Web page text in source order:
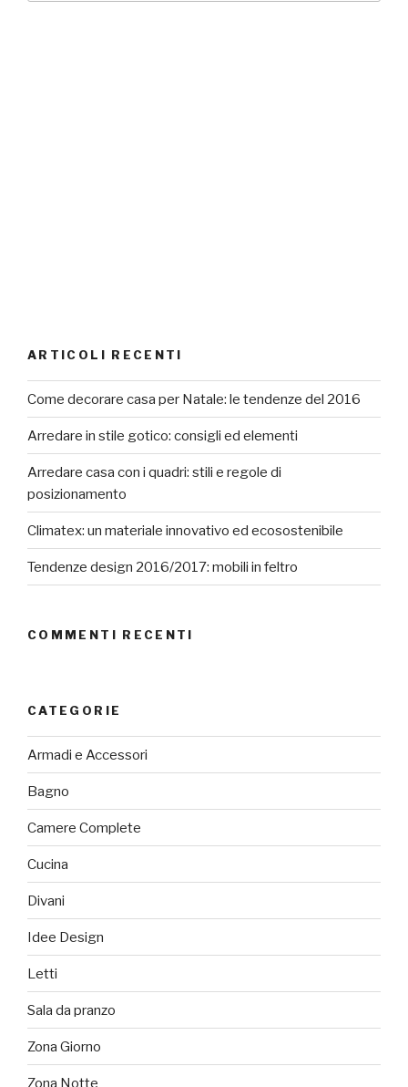
ARTICOLI RECENTI
Come decorare casa per Natale: le tendenze del 2016
Arredare in stile gotico: consigli ed elementi
Arredare casa con i quadri: stili e regole di
posizionamento
Climatex: un materiale innovativo ed ecosostenibile
Tendenze design 2016/2017: mobili in feltro
COMMENTI RECENTI
CATEGORIE
Armadi e Accessori
Bagno
Camere Complete
Cucina
Divani
Idee Design
Letti
Sala da pranzo
Zona Giorno
Zona Notte